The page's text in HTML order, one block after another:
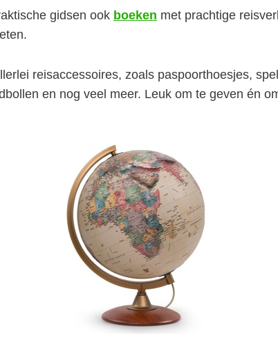
gidsen ook boeken met prachtige
reisaccessoires, zoals paspoorthoesjes,
en nog veel meer. Leuk om te geven én